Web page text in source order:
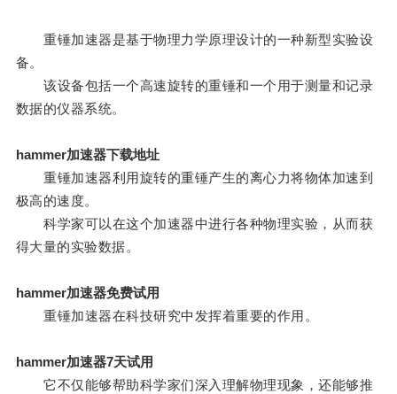
重锤加速器是基于物理力学原理设计的一种新型实验设
备。
该设备包括一个高速旋转的重锤和一个用于测量和记录
数据的仪器系统。
hammer加速器下载地址
重锤加速器利用旋转的重锤产生的离心力将物体加速到
极高的速度。
科学家可以在这个加速器中进行各种物理实验，从而获
得大量的实验数据。
hammer加速器免费试用
重锤加速器在科技研究中发挥着重要的作用。
hammer加速器7天试用
它不仅能够帮助科学家们深入理解物理现象，还能够推